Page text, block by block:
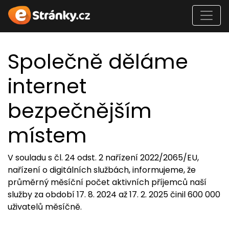
Společně děláme
internet
bezpečnějším
místem
V souladu s čl. 24 odst. 2 nařízení 2022/2065/EU,
nařízení o digitálních službách, informujeme, že
průměrný měsíční počet aktivních příjemců naší
služby za období 17. 8. 2024 až 17. 2. 2025 činil 600 000
uživatelů měsíčně.